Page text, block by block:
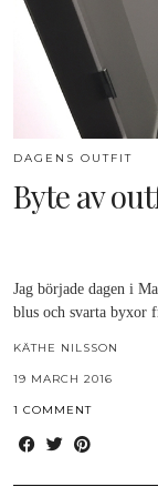
DAGENS OUTFIT
Byte av
Jag började dagen i
blus och svarta
KÄTHE NILSSON
19 MARCH 2016
1 COMMENT